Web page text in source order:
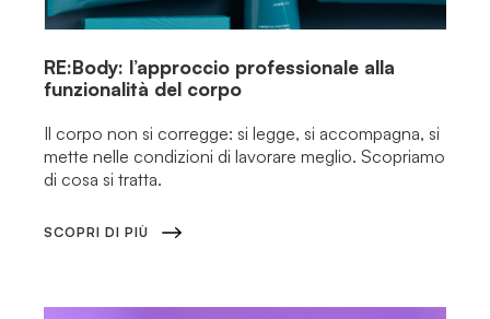
RE:Body: l’approccio professionale alla
funzionalità del corpo
Il corpo non si corregge: si legge, si accompagna, si
mette nelle condizioni di lavorare meglio. Scopriamo
di cosa si tratta.
SCOPRI DI PIÙ